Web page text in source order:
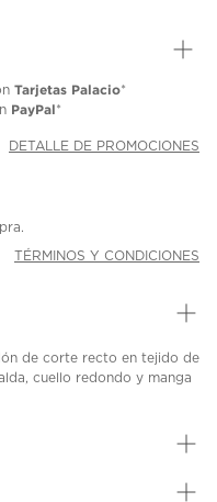
Tarjetas Palacio*
PayPal*
DETALLE DE PROMOCIONES
TÉRMINOS Y CONDICIONES
de corte recto en tejido de
cuello redondo y manga